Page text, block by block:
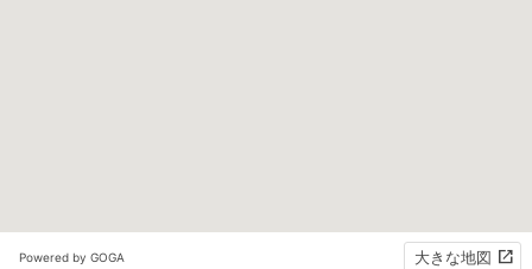
Powered by GOGA 大きな地図